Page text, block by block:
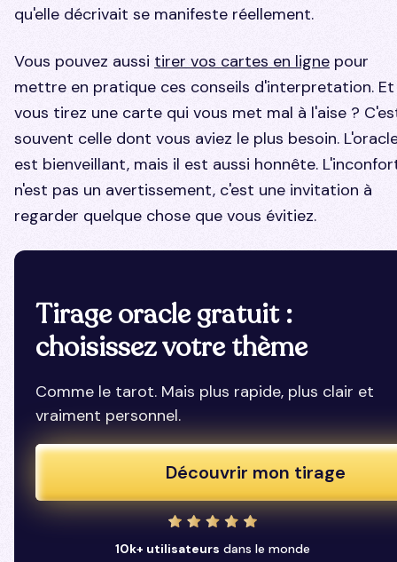
qu'elle décrivait se manifeste réellement.
Vous pouvez aussi tirer vos cartes en ligne pour
mettre en pratique ces conseils d'interpretation.
vous tirez une carte qui vous met mal à l'aise ?
souvent celle dont vous aviez le plus besoin.
est bienveillant, mais il est aussi honnête.
n'est pas un avertissement, c'est une invitation à
regarder quelque chose que vous évitiez.
Tirage oracle gratuit :
choisissez votre thème
Comme le tarot. Mais plus rapide, plus clair et
vraiment personnel.
Découvrir mon tirage
10k+ utilisateurs dans le monde